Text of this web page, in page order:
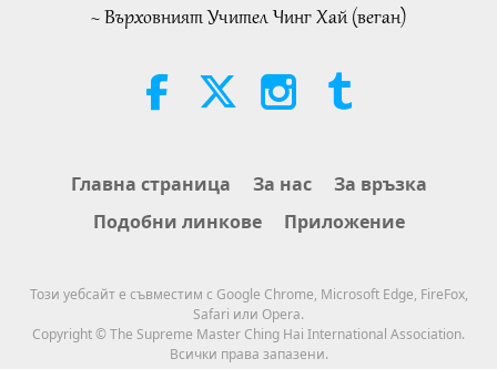
38:08
Силата на любовта, част 1 от 5
There Is No Need to Be Afraid of
Negative Power When We Are
Using Supreme Master TV Max
Negative Entity
Важните Новини
~ Върховният Учител Чинг Хай (веган)
Главна страница За нас
За връзка
Подобни линкове
Приложение
Този уебсайт е съвместим с Google Chrome, Microsoft Edge, FireFox,
Safari или Opera.
Copyright © The Supreme Master Ching Hai International Association.
Всички права запазени.